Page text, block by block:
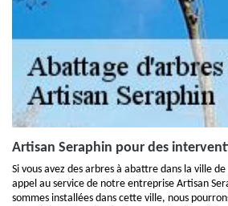
Artisan Seraphin pour des
Si vous avez des arbres à abattre dans la ville
appel au service de notre entreprise Artisan
sommes installées dans cette ville, nous